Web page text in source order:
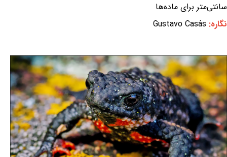
سانتی‌متر برای ماده‌ها
نگاره: Gustavo Casás